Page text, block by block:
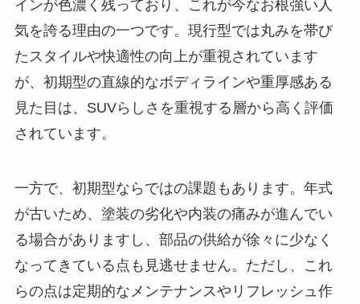
インが色濃く残っており、これが今なお根強い人
気を誇る理由の一つです。現行型では丸みを帯び
たスタイルや快適性の向上が重視されています
が、初期型の直線的なボディラインや重厚感ある
見た目は、SUVらしさを重視する層から高く評価
されています。
一方で、初期型ならではの課題もあります。年式
が古いため、塗装の劣化や内装の痛みが進んでい
る場合がありますし、部品の供給が徐々に少なく
なってきている点も見逃せません。ただし、これ
らの点は定期的なメンテナンスやリフレッシュ作